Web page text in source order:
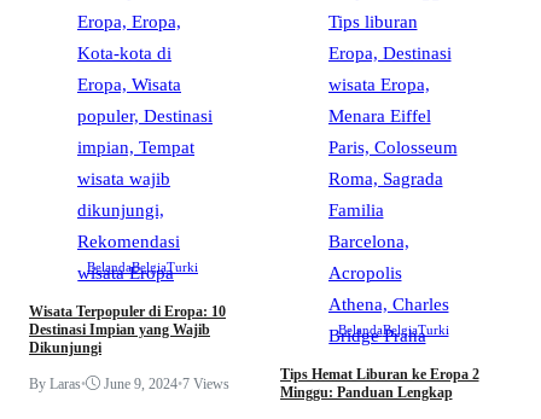
BelandaBelgiaTurki
Wisata Terpopuler di Eropa: 10
Destinasi Impian yang Wajib
Dikunjungi
By Laras• June 9, 2024•7 Views
BelandaBelgiaTurki
Tips Hemat Liburan ke Eropa 2
Minggu: Panduan Lengkap